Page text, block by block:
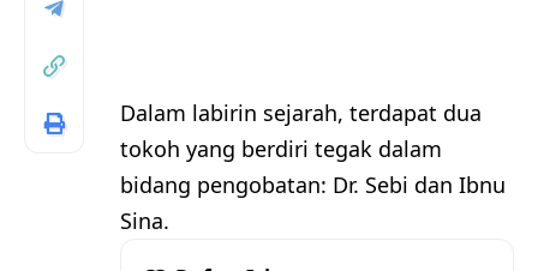
Dalam labirin sejarah, terdapat dua
tokoh yang berdiri tegak dalam
bidang pengobatan: Dr. Sebi dan Ibnu
Sina.